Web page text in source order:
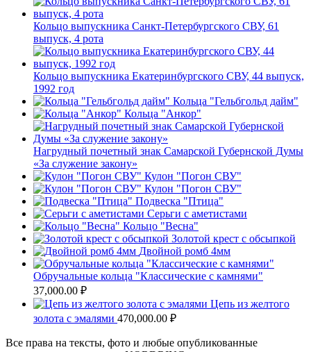
Кольцо выпускника Санкт-Петербургского СВУ, 61
выпуск, 4 рота
Кольцо выпускника Екатеринбургского СВУ, 44 выпуск,
1992 год
Кольца "Гельбгольд дайм"
Кольца "Анкор"
Нагрудный почетный знак Самарской Губернской Думы
«За служение закону»
Кулон "Погон СВУ"
Кулон "Погон СВУ"
Подвеска "Птица"
Серьги с аметистами
Кольцо "Весна"
Золотой крест с обсыпкой
Двойной ромб 4мм
Обручальные кольца "Классические с камнями"
37,000.00 ₽
Цепь из желтого
золота с эмалями 470,000.00 ₽
Все права на тексты, фото и любые опубликованные